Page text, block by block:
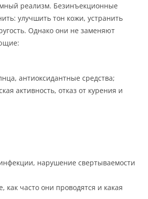
реализм. Безинъекционные
улучшить тон кожи, устранить
Однако они не заменяют
антиоксидантные средства;
активность, отказ от курения и
нарушение свертываемости
часто они проводятся и какая